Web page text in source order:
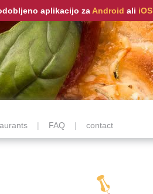
aplikacijo za Android ali iOS
| FAQ | contact